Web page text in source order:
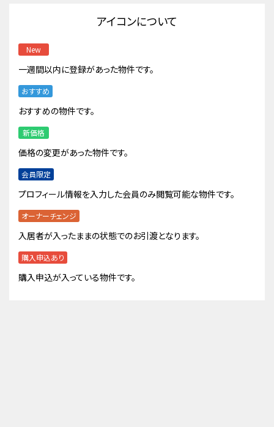
アイコンについて
New
一週間以内に登録があった物件です。
おすすめ
おすすめの物件です。
新価格
価格の変更があった物件です。
会員限定
プロフィール情報を入力した会員のみ閲覧可能な物件です。
オーナーチェンジ
入居者が入ったままの状態でのお引渡となります。
購入申込あり
購入申込が入っている物件です。